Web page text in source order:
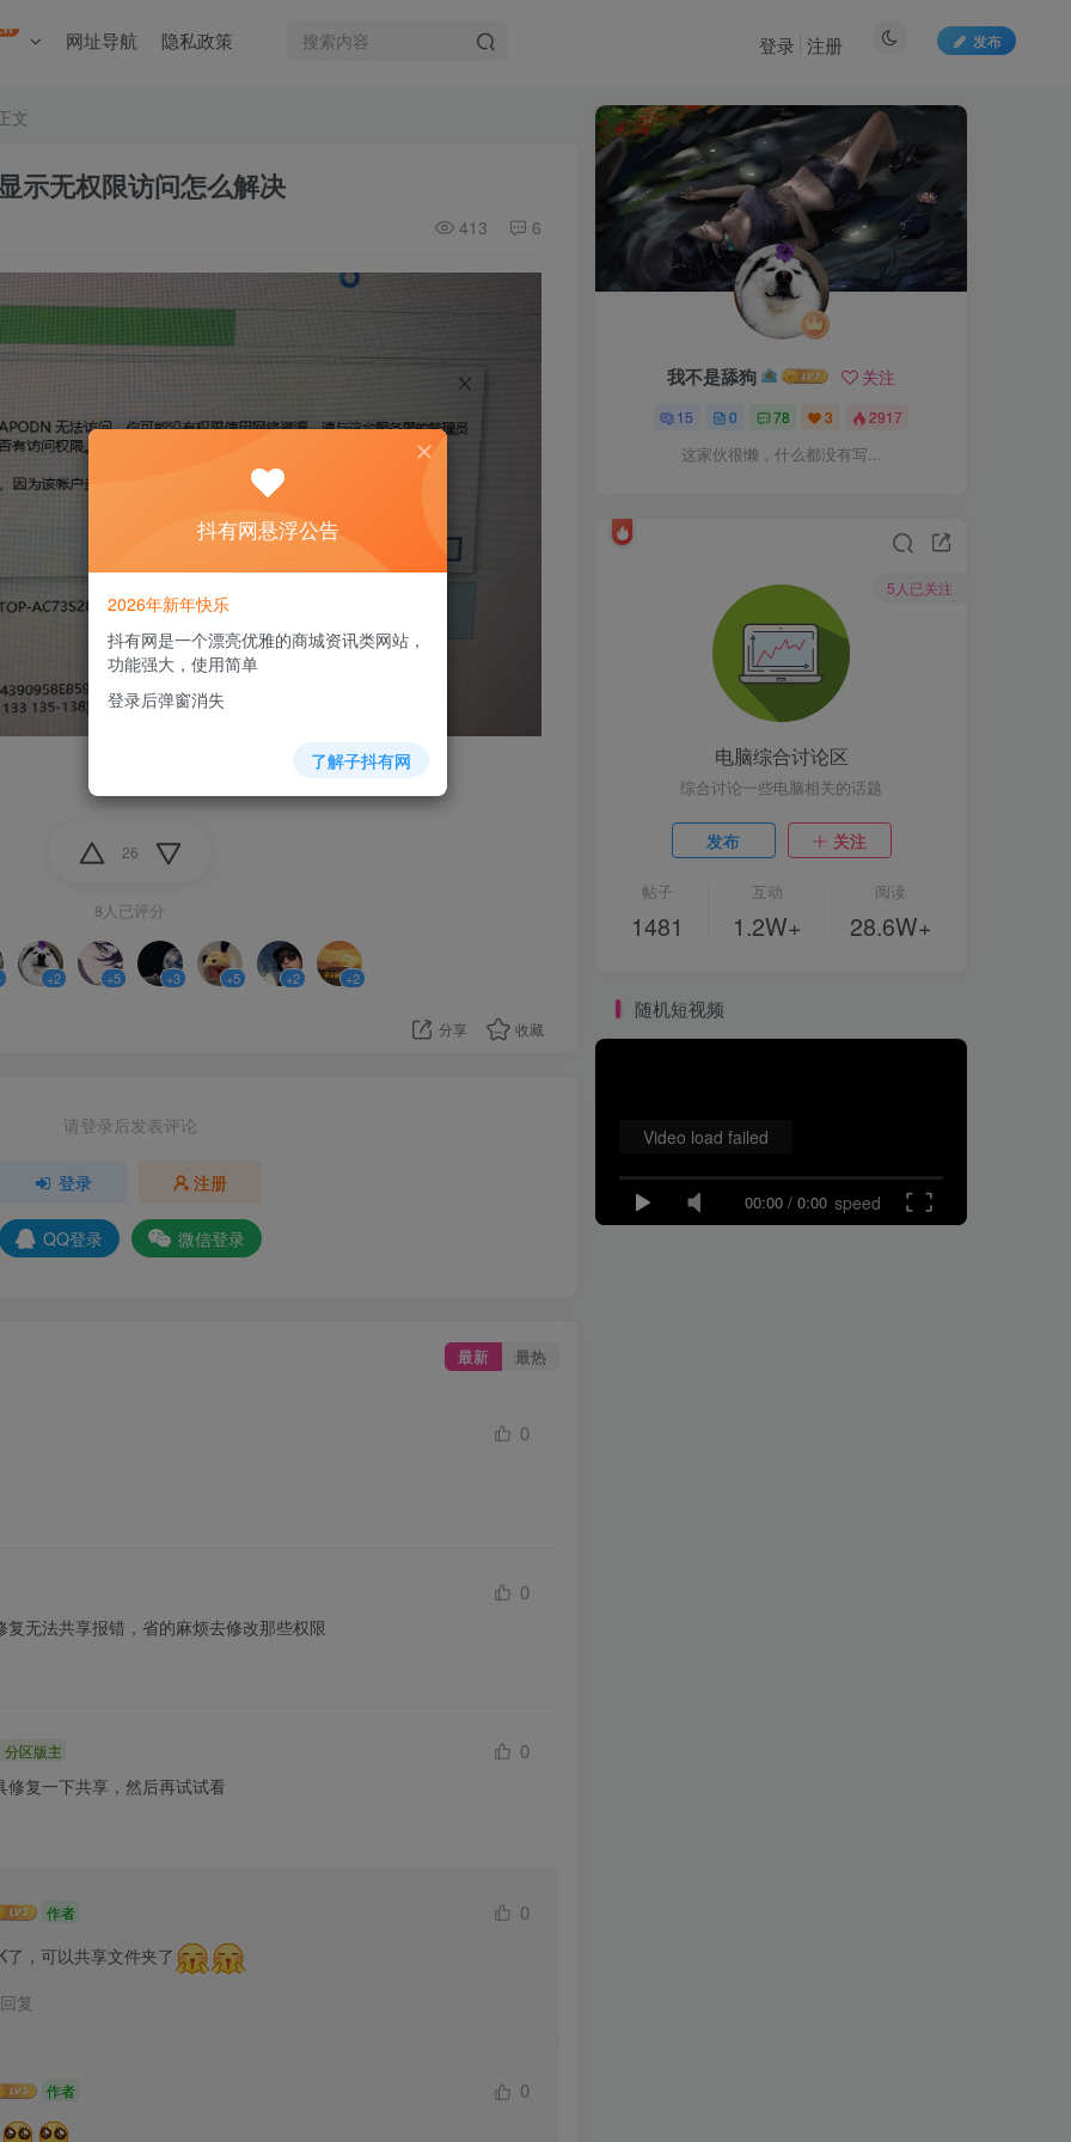
网址导航 隐私政策 发布
登录 注册
文
示无权限访问怎么解决
413 6
26
8人已评分
+2 +5 +3 +5 +2 +2
分享 收藏
请登录后发表评论
登录 注册
QQ登录 微信登录
最新 最热
0
0
无法共享报错，省的麻烦去修改那些权限
分区版主 0
修复一下共享，然后再试试看
作者 0
，可以共享文件夹了
回复
作者 0
我不是舔狗 关注
15 0 78 3 2917
这家伙很懒，什么都没有写...
5人已关注
电脑综合讨论区
综合讨论一些电脑相关的话题
发布 关注
帖子
1481
互动
1.2W+
阅读
28.6W+
随机短视频
00:00 / 0:00 speed
Video load failed
抖有网悬浮公告
2026年新年快乐
抖有网是一个漂亮优雅的商城资讯类网站，
功能强大，使用简单
登录后弹窗消失
了解子抖有网